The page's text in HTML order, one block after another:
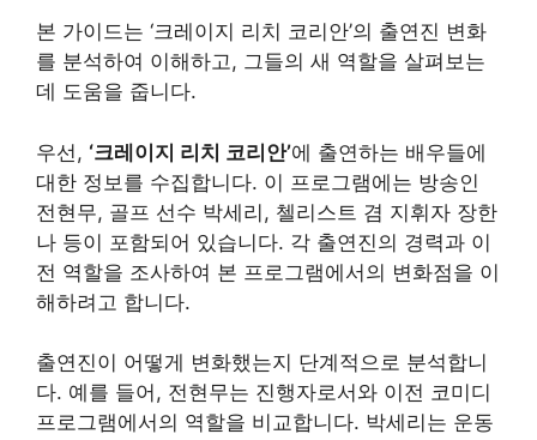
본 가이드는 ‘크레이지 리치 코리안’의 출연진 변화
를 분석하여 이해하고, 그들의 새 역할을 살펴보는
데 도움을 줍니다.
우선, ‘크레이지 리치 코리안’에 출연하는 배우들에
대한 정보를 수집합니다. 이 프로그램에는 방송인
전현무, 골프 선수 박세리, 첼리스트 겸 지휘자 장한
나 등이 포함되어 있습니다. 각 출연진의 경력과 이
전 역할을 조사하여 본 프로그램에서의 변화점을 이
해하려고 합니다.
출연진이 어떻게 변화했는지 단계적으로 분석합니
다. 예를 들어, 전현무는 진행자로서와 이전 코미디
프로그램에서의 역할을 비교합니다. 박세리는 운동